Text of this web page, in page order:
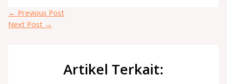
← Previous Post
Next Post →
Artikel Terkait: